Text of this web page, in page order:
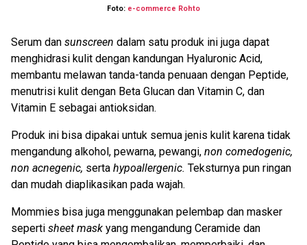
Foto: e-commerce Rohto
Serum dan sunscreen dalam satu produk ini juga dapat
menghidrasi kulit dengan kandungan Hyaluronic Acid,
membantu melawan tanda-tanda penuaan dengan Peptide,
menutrisi kulit dengan Beta Glucan dan Vitamin C, dan
Vitamin E sebagai antioksidan.
Produk ini bisa dipakai untuk semua jenis kulit karena tidak
mengandung alkohol, pewarna, pewangi, non comedogenic,
non acnegenic, serta hypoallergenic. Teksturnya pun ringan
dan mudah diaplikasikan pada wajah.
Mommies bisa juga menggunakan pelembap dan masker
seperti sheet mask yang mengandung Ceramide dan